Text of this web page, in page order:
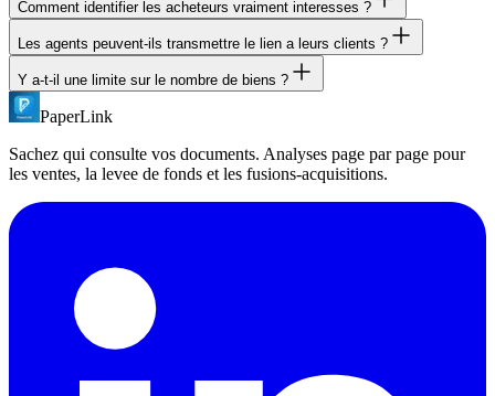
Comment identifier les acheteurs vraiment interesses ?
PaperLink montre exactement quels documents chaque visiteur a lus
et combien de temps. Un acheteur qui a passe 45 minutes a
examiner les baux est plus engage que quelqu'un qui a survole le
resume en 30 secondes.
Les agents peuvent-ils transmettre le lien a leurs clients ?
Oui. Avec la verification par email activee, chaque visiteur est
identifie independamment de la maniere dont il a recu le lien. Vous
voyez les donnees d'engagement individuelles pour tous.
Y a-t-il une limite sur le nombre de biens ?
Aucune limite sur la structure de dossiers. Les limites de documents
nous pour plus d'informations.
PaperLink
Sachez qui consulte vos documents. Analyses page par page pour
les ventes, la levee de fonds et les fusions-acquisitions.